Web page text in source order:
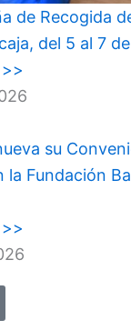
de Recogida
del 5 al 7
su
la Fundación